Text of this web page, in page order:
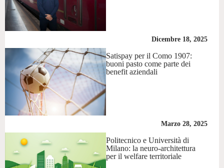
Dicembre 18, 2025
Satispay per il Como 1907:
buoni pasto come parte dei
benefit aziendali
Marzo 28, 2025
Politecnico e Università di
Milano: la neuro-architettura
per il welfare territoriale